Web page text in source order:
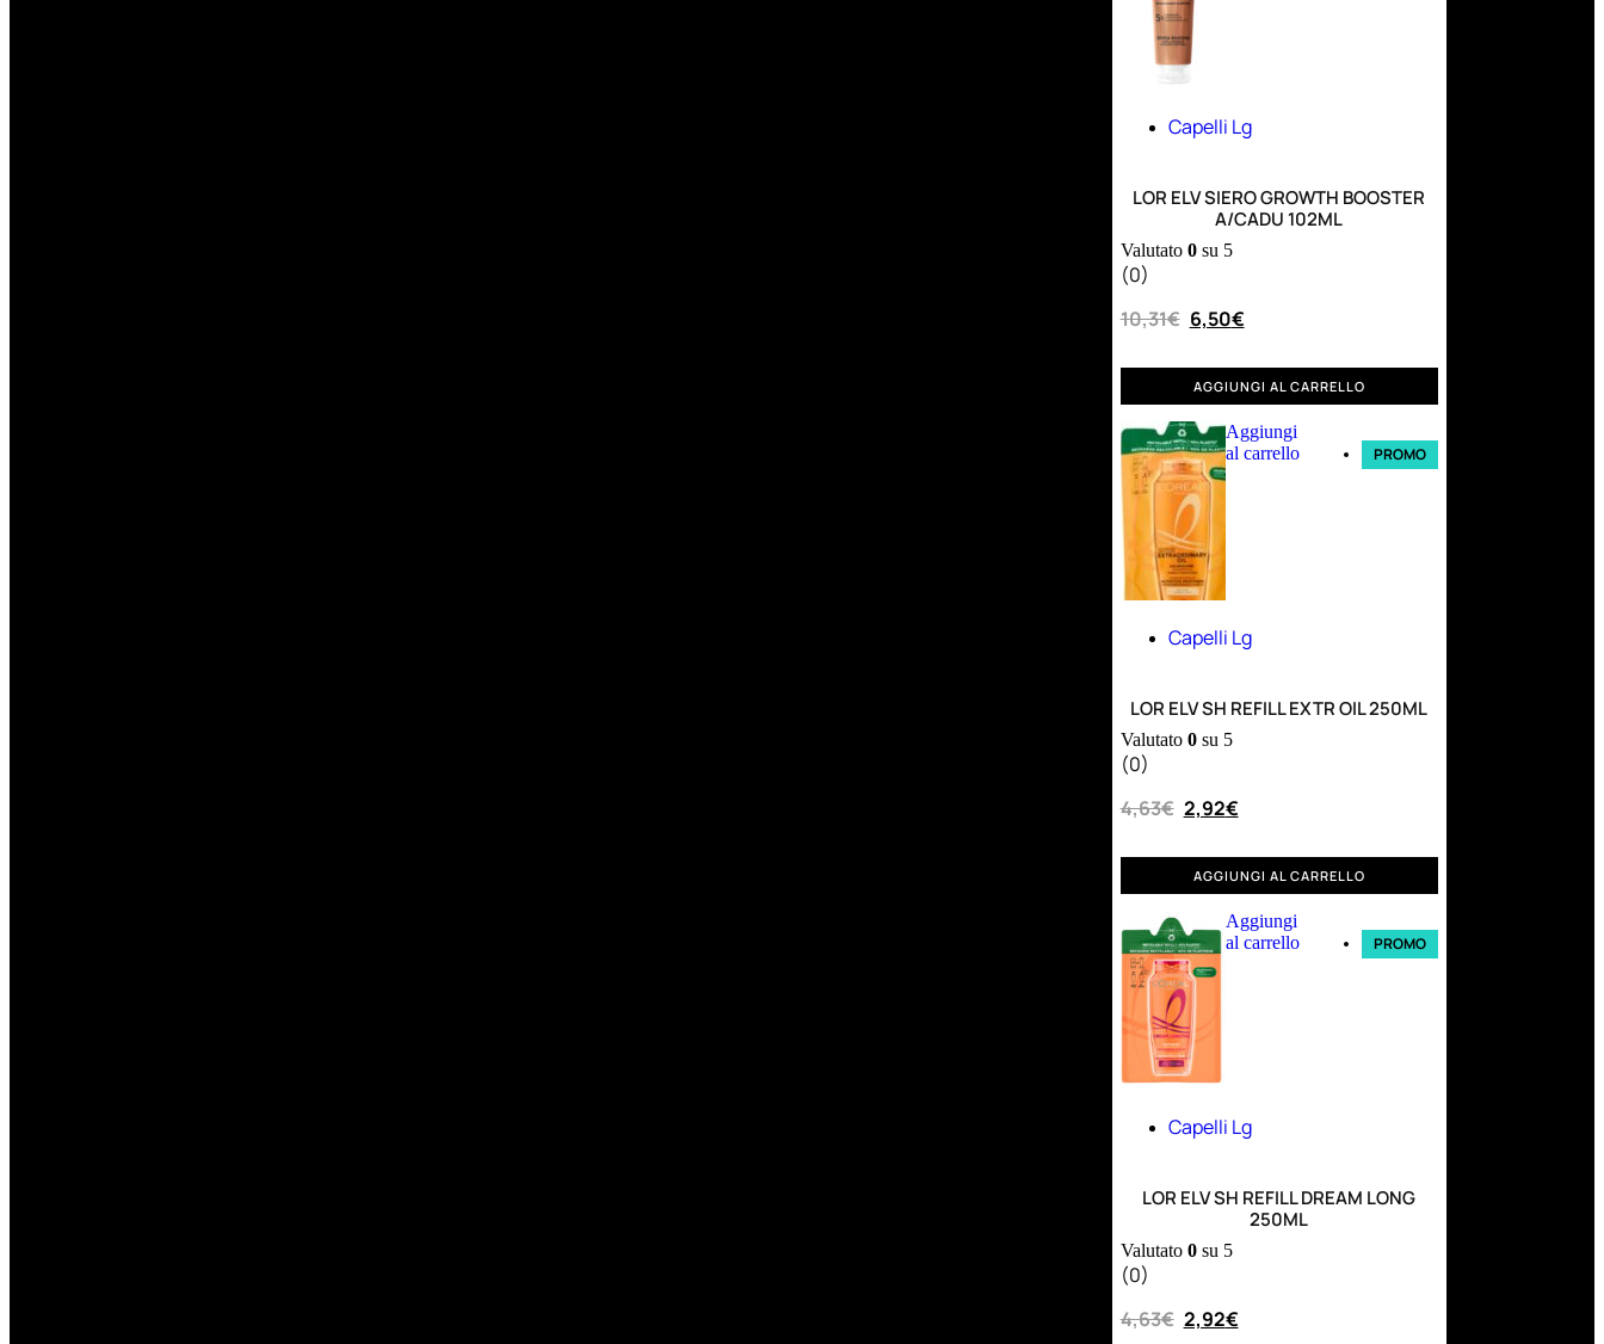
Capelli Lg
LOR ELV SIERO GROWTH BOOSTER
A/CADU 102ML
Valutato 0su 5
(0)
10,31€ 6,50€
AGGIUNGI AL CARRELLO
Aggiungi
al carrello
PROMO
Capelli Lg
LOR ELV SH REFILL EXTR OIL 250ML
Valutato 0su 5
(0)
4,63€ 2,92€
AGGIUNGI AL CARRELLO
Aggiungi
al carrello
PROMO
Capelli Lg
LOR ELV SH REFILL DREAM LONG
250ML
Valutato 0su 5
(0)
4,63€ 2,92€